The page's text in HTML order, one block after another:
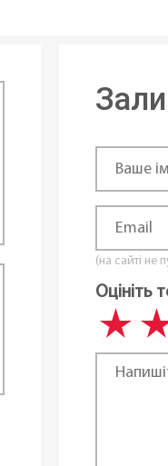
Без
Без
Хром
Газові,
(на сайті не
Оцініть